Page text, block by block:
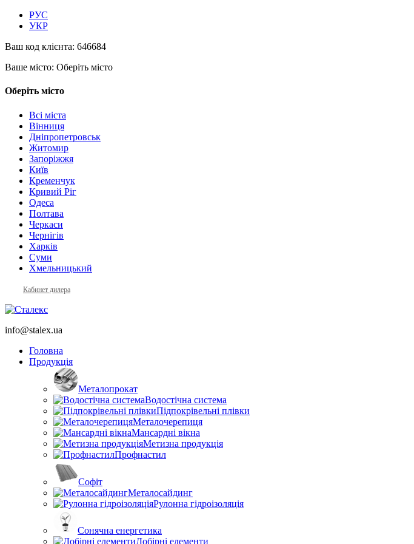
РУС
УКР
Ваш код клієнта: 646684
Ваше місто: Оберіть місто
Оберіть місто
Всі міста
Вінниця
Дніпропетровськ
Житомир
Запоріжжя
Київ
Кременчук
Кривий Ріг
Одеса
Полтава
Черкаси
Чернігів
Харків
Суми
Хмельницький
Кабинет дилера
info@stalex.ua
Головна
Продукція
Металопрокат
Водостічна система
Підпокрівельні плівки
Металочерепиця
Мансардні вікна
Метизна продукція
Профнастил
Софіт
Металосайдинг
Рулонна гідроізоляція
Сонячна енергетика
Добірні елементи